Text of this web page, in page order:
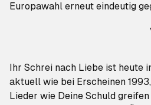
Europawahl erneut eindeutig
Ihr Schrei nach Liebe ist heute
aktuell wie bei Erscheinen
Lieder wie Deine Schuld greifen